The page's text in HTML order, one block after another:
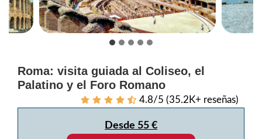
Roma: visita guiada al Coliseo, el
Palatino y el Foro Romano
4.8/5 (35.2K+ reseñas)
Desde 55 €